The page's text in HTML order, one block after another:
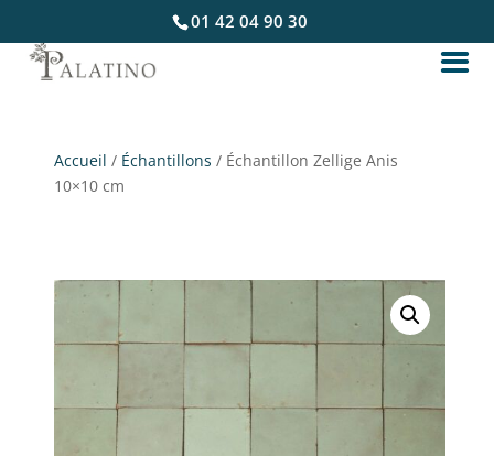
01 42 04 90 30
Accueil / Échantillons / Échantillon Zellige Anis
10×10 cm